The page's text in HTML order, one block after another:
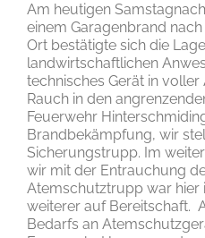
Am heutigen
einem Garagenbrand
Ort bestätigte sich die
landwirtschaftlichen
technisches Gerät in
Rauch in den
Feuerwehr
Brandbekämpfung, wir
Sicherungstrupp. Im
wir mit der Entrauchung
Atemschutztrupp war hier
weiterer auf Bereitschaft.
Bedarfs an